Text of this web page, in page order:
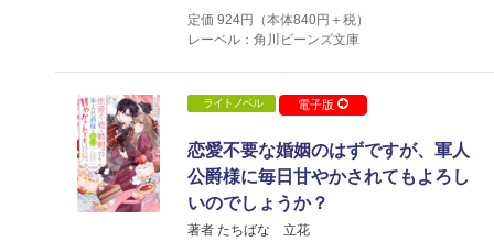
定価 924円（本体840円＋税）
レーベル：角川ビーンズ文庫
ライトノベル 電子版
恋愛不要な婚姻のはずですが、軍人
公爵様に毎日甘やかされてもよろし
いのでしょうか？
著者 たちばな 立花